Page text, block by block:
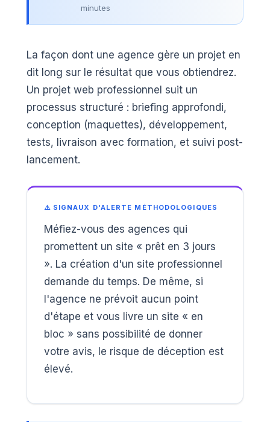
minutes
La façon dont une agence gère un projet en
dit long sur le résultat que vous obtiendrez.
Un projet web professionnel suit un
processus structuré : briefing approfondi,
conception (maquettes), développement,
tests, livraison avec formation, et suivi post-
lancement.
⚠️ SIGNAUX D'ALERTE MÉTHODOLOGIQUES
Méfiez-vous des agences qui
promettent un site « prêt en 3 jours
». La création d'un site professionnel
demande du temps. De même, si
l'agence ne prévoit aucun point
d'étape et vous livre un site « en
bloc » sans possibilité de donner
votre avis, le risque de déception est
élevé.